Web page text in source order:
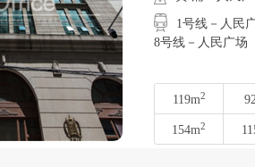
1号线－人民广
8号线－人民广场
119m2
154m2